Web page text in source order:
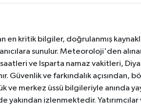
en kritik bilgiler, doğrulanmış
sunulur. Meteoroloji'den
ve Isparta namaz vakitleri,
Güvenlik ve farkındalık açısından,
merkez üssü bilgileriyle anında
izlenmektedir.